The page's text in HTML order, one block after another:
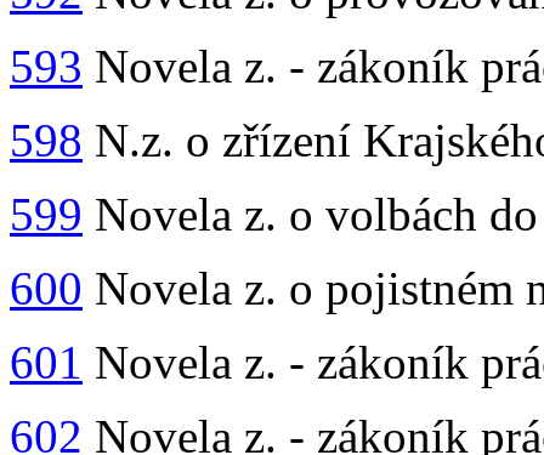
593 Novela z. - zákoník
598 N.z. o zřízení
599 Novela z. o volbách
600 Novela z. o pojistném
601 Novela z. - zákoník
602 Novela z. - zákoník